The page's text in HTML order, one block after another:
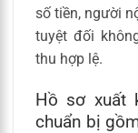
số tiền, người
tuyệt đối
thu hợp lệ.
Hồ sơ xuất
chuẩn bị